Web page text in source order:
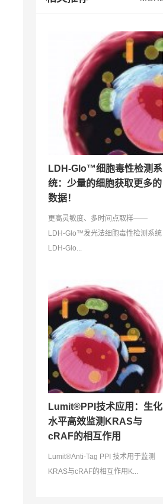
LDH-Glo™细胞毒性检测系
统：少量的细胞获取更多的
数据！
更高灵敏度、多时间点取样——
LDH-Glo™发光法细胞毒性检测系统
LDH-Glo...
Lumit®PPI技术应用：生化
水平高效监测KRAS与
cRAF的相互作用
Lumit®Anti-Tag PPI 技术用于监测
KRAS与cRAF的相互作用K...